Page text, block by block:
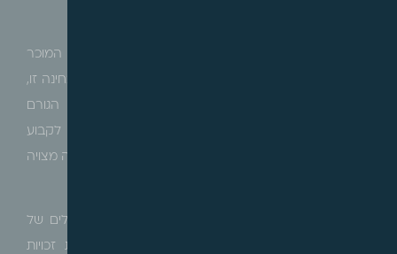
ישנם מקרים, בהם מארגן של קבוצת רכישה יחשב כיזם המוכר
דירות, כמשמעות המונח בחוק המכר, כאשר במסגרת בחינה זו,
מהות הדברים נבדקת בין היתר במידת שליטתו של הגורם
המארגן בפרויקט אל מול חברי הקבוצה, זאת במטרה לקבוע
עד כמה השליטה בפרויקט היא של מארגן הקבוצה, ואינה מצויה
הנושאים שייבחנו במסגרת כך הינם: המארגן הוא הבעלים של
הקרקע טרם גיבוש הקבוצה; הקבוצה אינה מקבלת זכויות